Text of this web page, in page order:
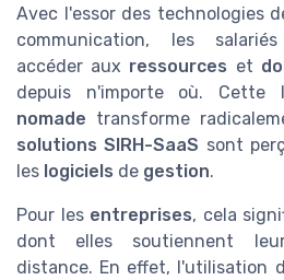
Avec l'essor des technologies
communication, les
accéder aux ressources et
depuis n'importe où. Cette
nomade transforme
solutions SIRH-SaaS sont
les logiciels de gestion.
Pour les entreprises, cela
dont elles soutiennent
distance. En effet, l'utilisation